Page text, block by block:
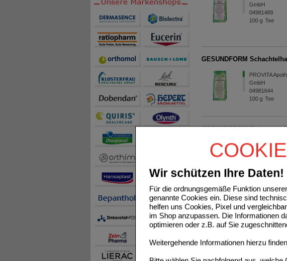
Wir schützen Ihre Daten!
Für die ordnungsgemäße Funktion
genannte Cookies ein. Diese sind
helfen uns Cookies, Pixel und
im Shop anzupassen. Die Informationen
optimieren oder z.B. auf Sie
Weitergehende Informationen hierzu
GmbH
04981489
100g Tee
GESUNDFORM
PROVITA
GmbH
04981644
100g Tee
GESUNDFORM
PROVITA
GmbH
100
GESUNDFORM Fenchel Tee
PROVITA
GmbH
04981532
100
Tee